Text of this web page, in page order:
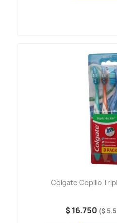
Colgate Cepillo
$ 16.750 ($